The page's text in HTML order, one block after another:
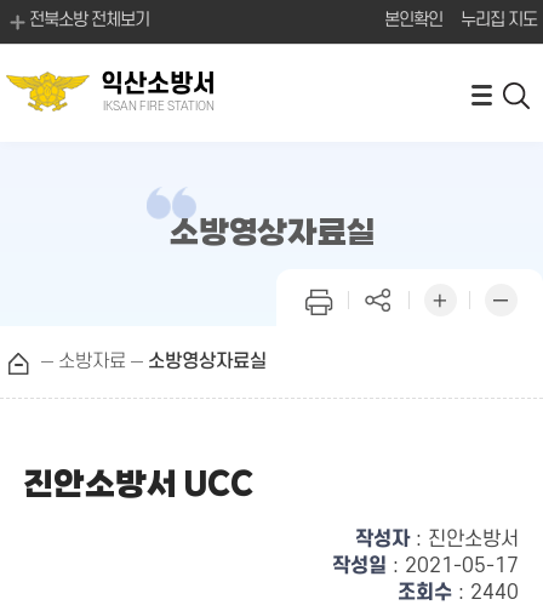
전북소방 전체보기 본인확인 누리집 지도
익산소방서
IKSAN FIRE STATION
소방영상자료실
소방자료 소방영상자료실
진안소방서 UCC
작성자: 진안소방서
작성일 : 2021-05-17
조회수 : 2440